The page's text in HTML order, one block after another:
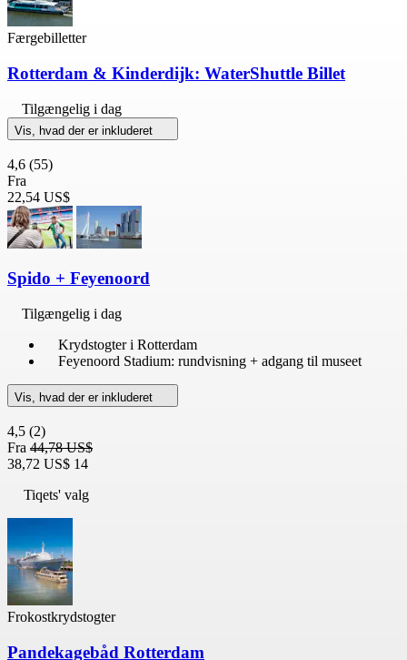
Færgebilletter
Rotterdam & Kinderdijk: WaterShuttle Billet
Tilgængelig i dag
Vis, hvad der er inkluderet
4,6 (55)
Fra
22,54 US$
Spido + Feyenoord
Tilgængelig i dag
Krydstogter i Rotterdam
Feyenoord Stadium: rundvisning + adgang til museet
Vis, hvad der er inkluderet
4,5 (2)
Fra 44,78 US$
38,72 US$ 14
Tiqets' valg
Frokostkrydstogter
Pandekagebåd Rotterdam